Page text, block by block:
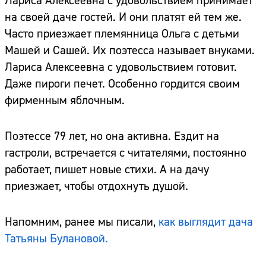
на своей даче гостей. И они платят ей тем же.
Часто приезжает племянница Ольга с детьми
Машей и Сашей. Их поэтесса называет внуками.
Лариса Алексеевна с удовольствием готовит.
Даже пироги печет. Особенно гордится своим
фирменным яблочным.
Поэтессе 79 лет, но она активна. Ездит на
гастроли, встречается с читателями, постоянно
работает, пишет новые стихи. А на дачу
приезжает, чтобы отдохнуть душой.
Напомним, ранее мы писали, как выглядит дача
Татьяны Булановой.